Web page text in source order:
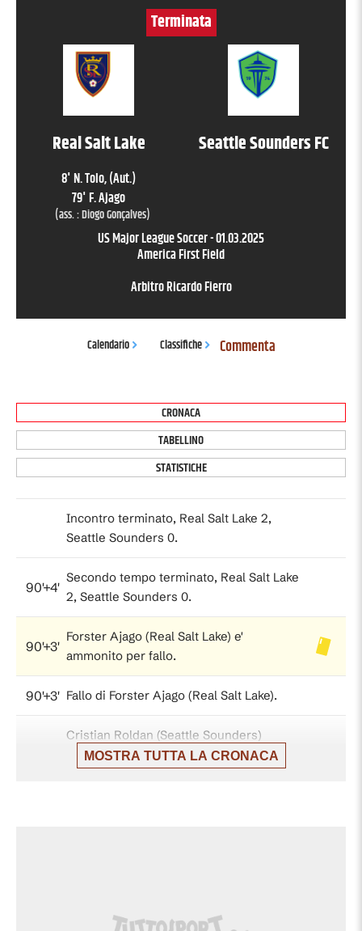
Real Salt Lake
8' N. Tolo, (Aut.)
79' F. Ajago
(ass. :Diogo Gonçalves)
Seattle Sounders FC
Terminata
US Major League Soccer-01.03.2025
America First Field
ArbitroRicardo Fierro
Calendario Classifiche Commenta
CRONACA
TABELLINO
STATISTICHE
Incontro terminato, Real Salt Lake 2,
Seattle Sounders 0.
90'+4'
Secondo tempo terminato, Real Salt Lake
2, Seattle Sounders 0.
90'+3'
Forster Ajago (Real Salt Lake) e'
ammonito per fallo.
90'+3' Fallo di Forster Ajago (Real Salt Lake).
Cristian Roldan (Seattle Sounders)
conquista un calcio di punizione nella
Cristian Roldan (Seattle Sounders)
MOSTRA TUTTA LA CRONACA